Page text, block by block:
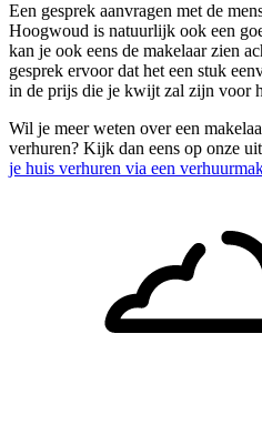
Een gesprek aanvragen met de
Hoogwoud is natuurlijk ook een
kan je ook eens de makelaar zien
gesprek ervoor dat het een stuk
in de prijs die je kwijt zal zijn voor
Wil je meer weten over een
verhuren? Kijk dan eens op onze
je huis verhuren via een